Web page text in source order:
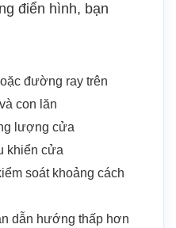
điển hình, bạn
đường ray trên
con lăn
lượng cửa
khiển cửa
soát khoảng cách
dẫn hướng thấp hơn